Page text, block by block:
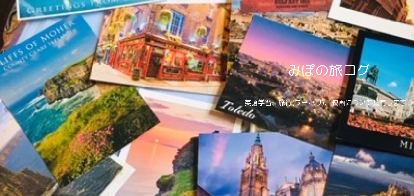
みぽの旅ログ
英語学習、旅行(ワーホリ)、映画について共有します☆